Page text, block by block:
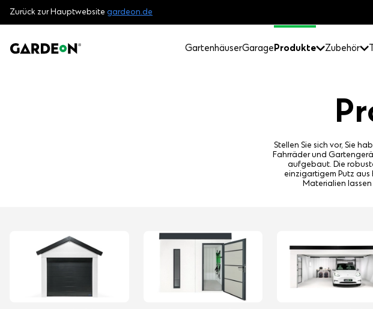
Zurück zur Hauptwebsite gardeon.de
GartenhäuserGarage Produkte Zubehör
Stellen Sie sich vor, Sie
Fahrräder und
aufgebaut. Die
einzigartigem Putz
Materialien